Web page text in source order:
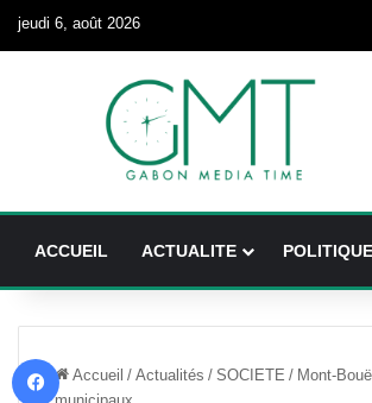
jeudi 6, août 2026
ACCUEIL ACTUALITE POLITIQUE
Accueil / Actualités / SOCIETE / Mont-